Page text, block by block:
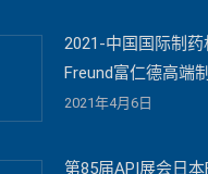
2021-中国国际制
Freund富仁德高端
2021年4月6日
第85届API展会日